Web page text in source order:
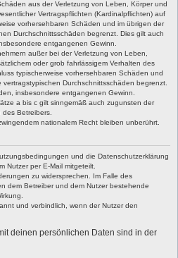
aus der Verletzung von Leben, Körper und
Vertragspflichten (Kardinalpflichten) auf
vorhersehbaren Schäden und im übrigen der
Durchschnittsschäden begrenzt. Dies gilt auch
entgangenen Gewinn.
außer bei der Verletzung von Leben,
oder grob fahrlässigem Verhalten des
typischerweise vorhersehbaren Schäden und
Durchschnittsschäden begrenzt.
insbesondere entgangenen Gewinn.
a bis c gilt sinngemäß auch zugunsten der
Betreibers.
nationalem Recht bleiben unberührt.
und die Datenschutzerklärung
Nutzer per E-Mail mitgeteilt.
zu widersprechen. Im Falle des
dem Betreiber und dem Nutzer bestehende
und verbindlich, wenn der Nutzer den
deinen persönlichen Daten sind in der